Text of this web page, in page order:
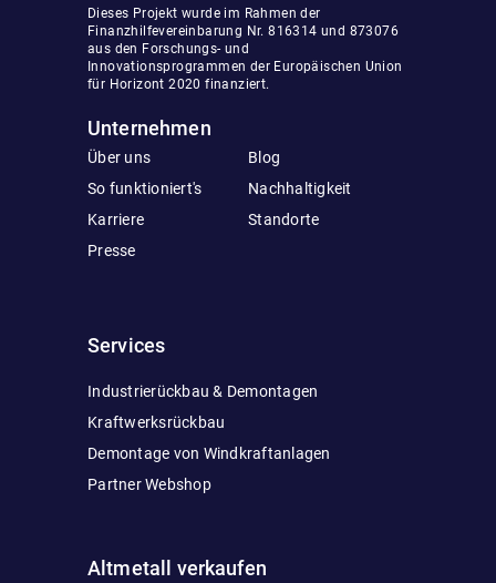
Dieses Projekt wurde im Rahmen der
Finanzhilfevereinbarung Nr. 816314 und 873076
aus den Forschungs- und
Innovationsprogrammen der Europäischen Union
für Horizont 2020 finanziert.
Unternehmen
Über uns
So funktioniert's
Karriere
Presse
Blog
Nachhaltigkeit
Standorte
Services
Industrierückbau & Demontagen
Kraftwerksrückbau
Demontage von Windkraftanlagen
Partner Webshop
Altmetall verkaufen